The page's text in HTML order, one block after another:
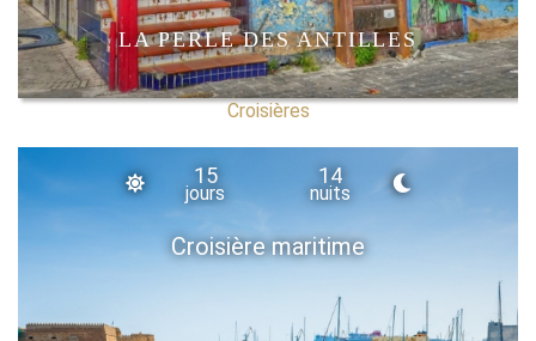
LA PERLE DES ANTILLES
Croisières
Croisière maritime
15
jours
14
nuits